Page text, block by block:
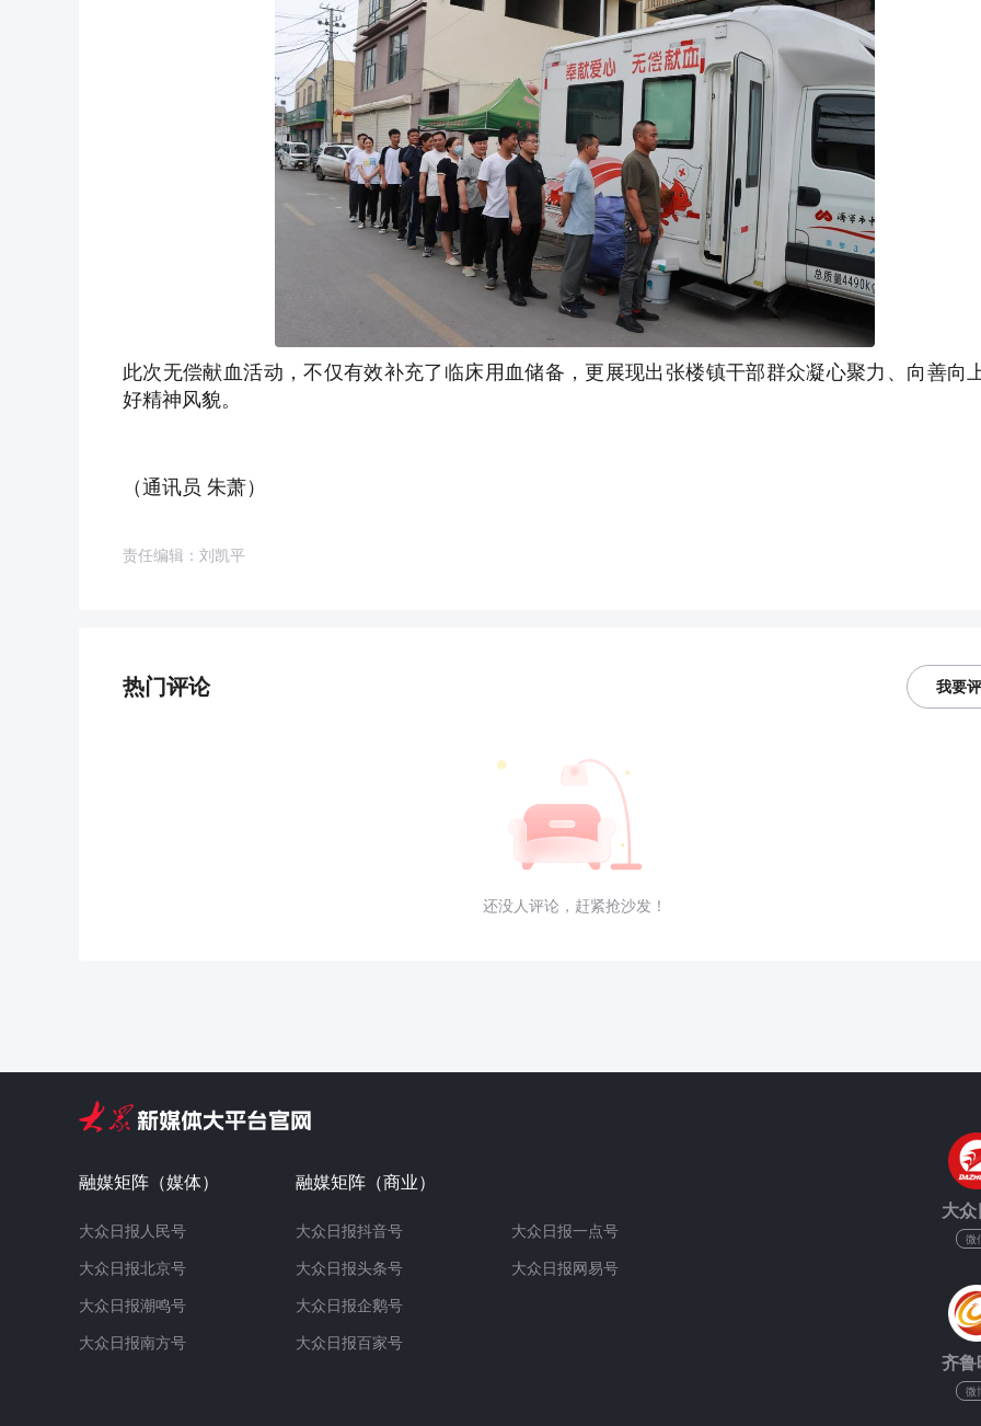
此次无偿献血活动，不仅有效补充了临床用血储备，更展现出张楼镇干部群众凝心聚力、向善向
好精神风貌。
（通讯员 朱萧）
责任编辑：刘凯平
热门评论 我要
还没人评论，赶紧抢沙发！
融媒矩阵（媒体）
大众日报人民号
大众日报北京号
大众日报潮鸣号
大众日报南方号
融媒矩阵（商业）
大众日报抖音号
大众日报头条号
大众日报企鹅号
大众日报百家号
大众日报一点号
大众日报网易号
大
微
齐鲁
微